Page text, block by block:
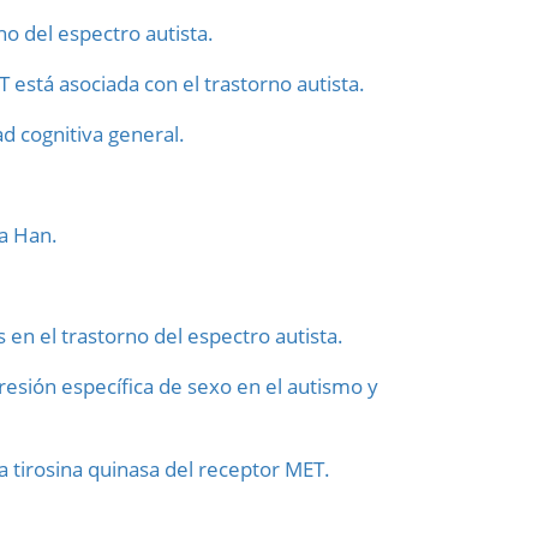
del espectro autista.
está asociada con el trastorno autista.
cognitiva general.
Han.
el trastorno del espectro autista.
específica de sexo en el autismo y
quinasa del receptor MET.